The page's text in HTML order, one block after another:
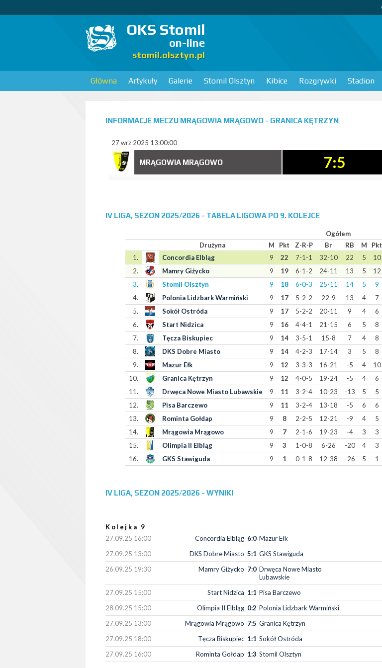
OKS Stomil
on-line
stomil.olsztyn.pl
Główna Artykuły Galerie Stomil Olsztyn Kibice Rozgrywki Stadion
INFORMACJE MECZU MRĄGOWIA MRĄGOWO - GRANICA KĘTRZYN
27 wrz 2025 13:00:00
MRĄGOWIA MRĄGOWO 7:5
IV LIGA, SEZON 2025/2026 - TABELA LIGOWA PO 9. KOLEJCE
Ogółem
Drużyna
M Pkt Z-R-P Br RB M Pkt
1.
Concordia Elbląg 9 22 7-1-1 32-10 22 5 10
2.
Mamry Giżycko 9 19 6-1-2 24-11 13 5 12
3.
Stomil Olsztyn 9 18 6-0-3 25-11 14 5 9
4.
Polonia Lidzbark Warmiński 9 17 5-2-2 22-9 13 4 7
5.
Sokół Ostróda 9 17 5-2-2 20-11 9 4 6
6.
Start Nidzica 9 16 4-4-1 21-15 6 5 8
7.
Tęcza Biskupiec 9 14 3-5-1 15-8 7 4 8
8.
DKS Dobre Miasto 9 14 4-2-3 17-14 3 5 8
9.
Mazur Ełk 9 12 3-3-3 16-21 -5 4 10
10.
Granica Kętrzyn 9 12 4-0-5 19-24 -5 4 6
11.
Drwęca Nowe Miasto Lubawskie 9 11 3-2-4 10-23 -13 5 5
12.
Pisa Barczewo 9 11 3-2-4 13-18 -5 6 6
13.
Rominta Gołdap 9 8 2-2-5 12-21 -9 4 5
14.
Mrągowia Mrągowo 9 7 2-1-6 19-23 -4 3 3
15.
Olimpia II Elbląg 9 3 1-0-8 6-26 -20 4 3
16.
GKS Stawiguda 9 1 0-1-8 12-38 -26 5 1
IV LIGA, SEZON 2025/2026 - WYNIKI
Kolejka 9
27.09.25 16:00
Concordia Elbląg 6:0 Mazur Ełk
27.09.25 13:00
DKS Dobre Miasto 5:1 GKS Stawiguda
26.09.25 19:30
Mamry Giżycko 7:0 Drwęca Nowe Miasto
Lubawskie
27.09.25 15:00
Start Nidzica 1:1 Pisa Barczewo
28.09.25 15:00
Olimpia II Elbląg 0:2 Polonia Lidzbark Warmiński
27.09.25 13:00
Mrągowia Mrągowo 7:5 Granica Kętrzyn
27.09.25 18:00
Tęcza Biskupiec 1:1 Sokół Ostróda
27.09.25 16:00
Rominta Gołdap 1:3 Stomil Olsztyn